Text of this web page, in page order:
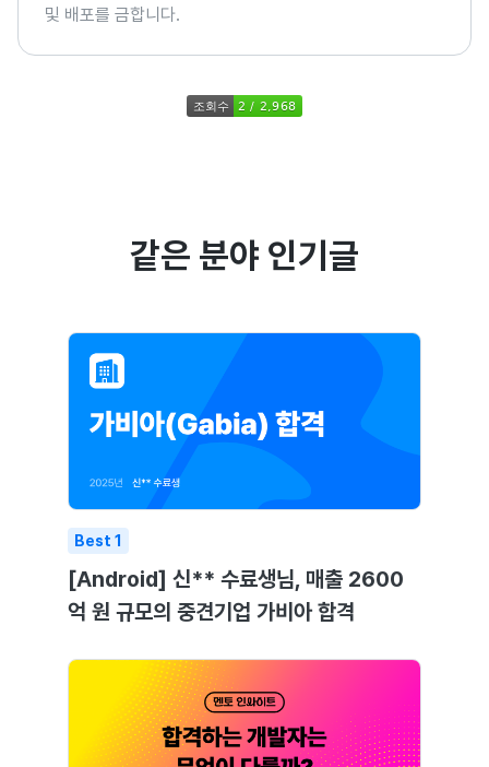
및 배포를 금합니다.
같은 분야 인기글
Best 1
[Android] 신** 수료생님, 매출 2600
억 원 규모의 중견기업 가비아 합격